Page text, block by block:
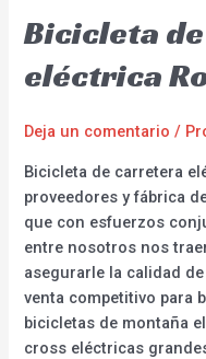
Bicicleta
eléctrica
Deja un comentario /
Bicicleta de carretera
proveedores y fábrica
que con esfuerzos
entre nosotros nos
asegurarle la calidad
venta competitivo para
bicicletas de montaña
cross eléctricas